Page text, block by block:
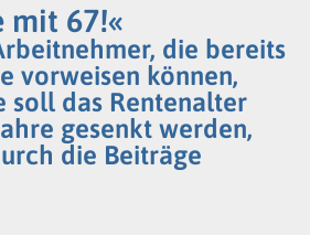
mit 67!«
die bereits
vorweisen können,
soll das Rentenalter
gesenkt werden,
die Beiträge